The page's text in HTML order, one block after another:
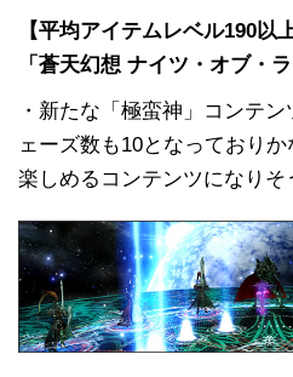
【平均アイテムレベル190以
「蒼天幻想 ナイツ・オブ・
・新たな「極蛮神」コンテ
ェーズ数も10となっておりか
楽しめるコンテンツになりそ